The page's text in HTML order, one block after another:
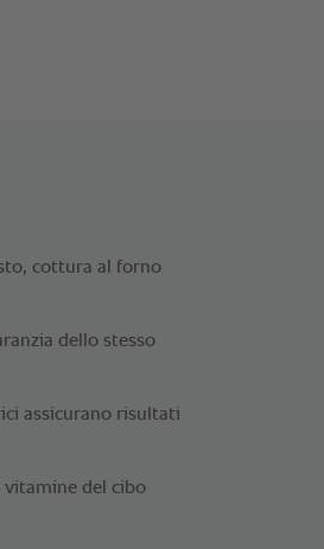
cottura al forno
dello stesso
assicurano risultati
vitamine del cibo